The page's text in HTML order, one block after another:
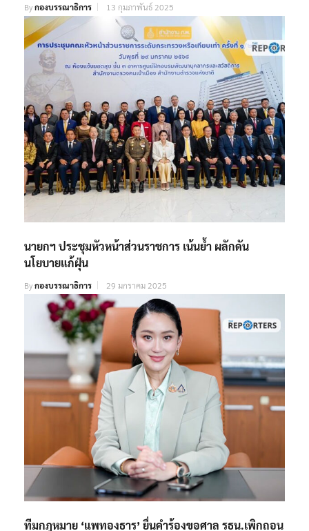
Byกองบรรณาธิการ 13 กุมภาพันธ์ 2025
นายกฯ ประชุมหัวหน้าส่วนราชการ เน้นย้ำ ผลักดัน
นโยบายแก้ฝุ่น
Byกองบรรณาธิการ 29 มกราคม 2025
ทีมกฎหมาย ‘แพทองธาร’ ยื่นคำร้องขอศาล รธน.เพิกถอน